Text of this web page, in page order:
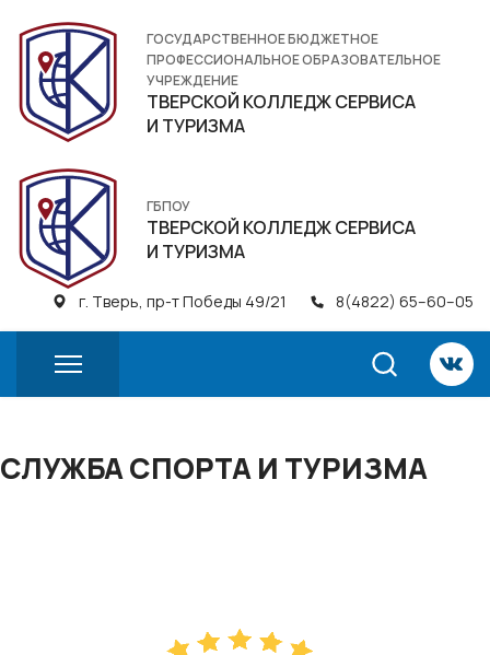
ГОСУДАРСТВЕННОЕ БЮДЖЕТНОЕ
ПРОФЕССИОНАЛЬНОЕ ОБРАЗОВАТЕЛЬНОЕ
УЧРЕЖДЕНИЕ
ТВЕРСКОЙ КОЛЛЕДЖ СЕРВИСА
И ТУРИЗМА
ГБПОУ
ТВЕРСКОЙ КОЛЛЕДЖ СЕРВИСА
И ТУРИЗМА
г. Тверь, пр-т Победы 49/21 8(4822) 65–60–05
СЛУЖБА СПОРТА И ТУРИЗМА